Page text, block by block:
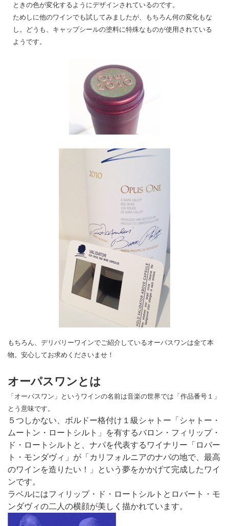
ときの色が変化するようにデザインされているのです。
ためしに他のワインでも試してみましたが、もちろん何の変化もな
し。どうも、キャップシールの塗料に特殊なものが使用されている
ようです。
もちろん、デリバリーワインでご紹介しているオーパスワンは全て本
物。安心してお求めくださいませ！
オーパスワンとは
「オーパスワン」というワインの名前は音楽の世界では「作品番号１」
とう意味です。
５つしかない、ボルドー格付け１級シャトー「シャトー・
ムートン・ロートシルト」を有するバロン・フィリップ・
ド・ロートシルトと、ナパを代表するワイナリー「ロバー
ト・モンダヴィ」が「カリフォルニアのナパの地で、最高
のワインを造りたい！」という夢をかかげて完成したワイ
ンです。
ラベルにはフィリップ・ド・ロートシルトとロバート・モ
ンダヴィの二人の横顔が美しく描かれています。